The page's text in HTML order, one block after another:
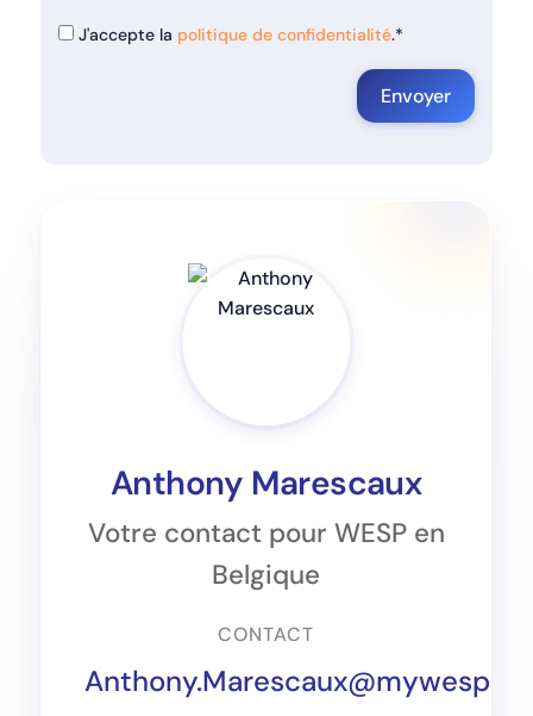
J'accepte la politique de confidentialité.*
Anthony Marescaux
Votre contact pour WESP en
Belgique
CONTACT